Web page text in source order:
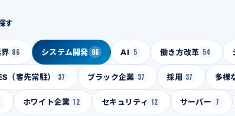
す
86 システム開発 96 AI 5 働き方改革 54
（客先常駐） 37 ブラック企業 37 採用 37 多様
ホワイト企業 12 セキュリティ 12 サーバー 7